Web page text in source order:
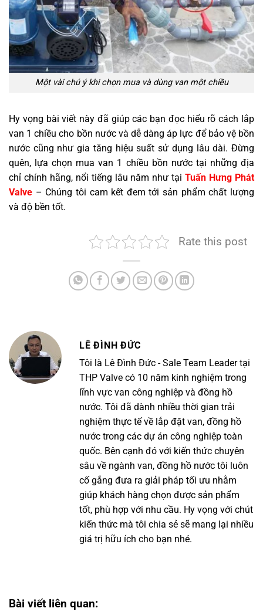
Một vài chú ý khi chọn mua và dùng van một chiều
Hy vọng bài viết này đã giúp các bạn đọc hiểu rõ cách lắp
van 1 chiều cho bồn nước và dễ dàng áp lực để bảo vệ bồn
nước cũng như gia tăng hiệu suất sử dụng lâu dài. Đừng
quên, lựa chọn mua van 1 chiều bồn nước tại những địa
chỉ chính hãng, nổi tiếng lâu năm như tạiTuấn Hưng Phát
Valve – Chúng tôi cam kết đem tới sản phẩm chất lượng
và độ bền tốt.
Rate this post
LÊ ĐÌNH ĐỨC
Tôi là Lê Đình Đức - Sale Team Leader tại
THP Valve có 10 năm kinh nghiệm trong
lĩnh vực van công nghiệp và đồng hồ
nước. Tôi đã dành nhiều thời gian trải
nghiệm thực tế về lắp đặt van, đồng hồ
nước trong các dự án công nghiệp toàn
quốc. Bên cạnh đó với kiến thức chuyên
sâu về ngành van, đồng hồ nước tôi luôn
cố gắng đưa ra giải pháp tối ưu nhằm
giúp khách hàng chọn được sản phẩm
tốt, phù hợp với nhu cầu. Hy vọng với chút
kiến thức mà tôi chia sẻ sẽ mang lại nhiều
giá trị hữu ích cho bạn nhé.
Bài viết liên quan: